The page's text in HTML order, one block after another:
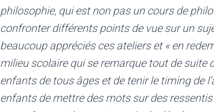
philosophie, qui est non pas un cours de
confronter différents points de vue sur un
beaucoup appréciés ces ateliers et « en
milieu scolaire qui se remarque tout de suite
enfants de tous âges et de tenir le timing de
enfants de mettre des mots sur des